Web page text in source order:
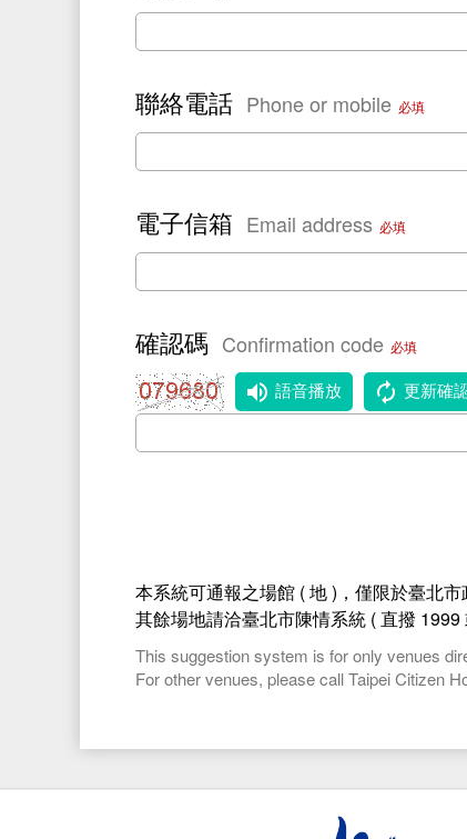
聯絡電話 Phone or mobile 必填
電子信箱 Email address 必填
確認碼 Confirmation code 必填
語音播放 更新確
本系統可通報之場館 ( 地 )，僅限於臺北
其餘場地請洽臺北市陳情系統 ( 直撥 1999
This suggestion system is for only venues
For other venues, please call Taipei Citizen